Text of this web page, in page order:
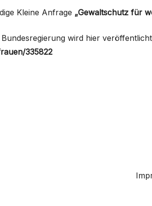
Kleine Anfrage „Gewaltschutz für
wird hier
335822